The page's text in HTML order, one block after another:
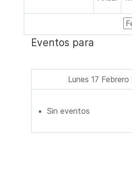
Eventos para
Lunes 17 Febrero
Sin eventos